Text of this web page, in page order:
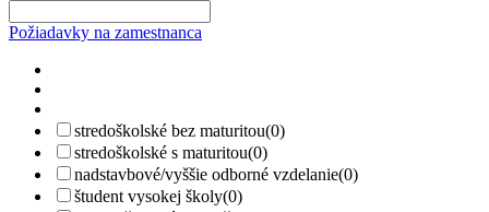
Požiadavky na zamestnanca
stredoškolské bez maturitou(0)
stredoškolské s maturitou(0)
nadstavbové/vyššie odborné vzdelanie(0)
študent vysokej školy(0)